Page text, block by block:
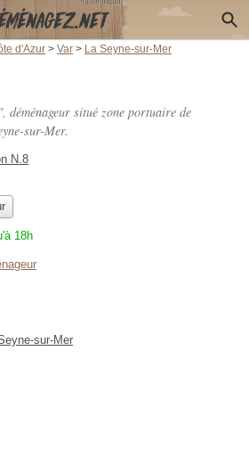
d'Azur > Var > La Seyne-sur-Mer
déménageur situé zone portuaire de
sur-Mer.
N.8
18h
sur-Mer